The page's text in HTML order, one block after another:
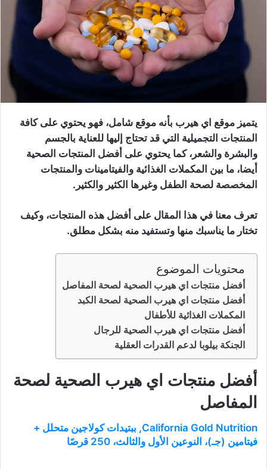
يتميز موقع اي هيرب بأنه موقع شامل، فهو يحتوي على كافة
المنتجات التجميلية التي قد تحتاج إليها للعناية بالجسم
والبشرة والشعر، كما يحتوي على أفضل المنتجات الصحية
أيضا، ما بين المكملات الغذائية والفيتامينات والمنتجات
المخصصة لصحة الطفل وغيرها الكثير والكثير.
تعرف معنا في هذا المقال على أفضل هذه المنتجات، وكيف
تختار ما يناسبك منها وتستفيد منه بشكل مطلق.
محتويات الموضوع
أفضل منتجات اي هيرب الصحية لصحة المفاصل
أفضل منتجات اي هيرب الصحية لصحة الكبد
المكملات الغذائية للأطفال
أفضل منتجات اي هيرب الصحية للرجال
الجنكة بيلوبا لدعم القدرات العقلية
أفضل منتجات اي هيرب الصحية لصحة
المفاصل
California Gold Nutrition‏, ببتيدات كولاجين متحلل +
فيتامين (جـ)، النوعين الأول والثالث، 250 قرصًا